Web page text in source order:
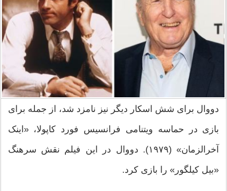
دووال برای شش اسکار دیگر نیز نامزد شد، از جمله برای
بازی در حماسه ویتنامی فرانسیس فورد کاپولا، «اینک
آخرالزمان» (۱۹۷۹). دووال در این فیلم نقش سرهنگ
«بیل کیلگور» را بازی کرد.